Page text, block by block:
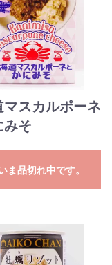
マスカルポーネ
みそ
ま品切れ中です。